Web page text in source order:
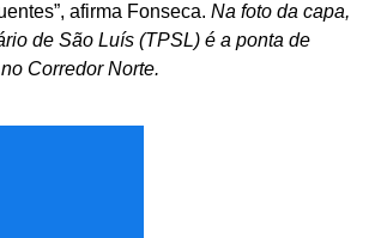
afirma Fonseca. Na foto da capa,
de São Luís (TPSL) é a ponta de
Corredor Norte.